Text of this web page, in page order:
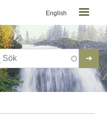
Kontaktmeny
English